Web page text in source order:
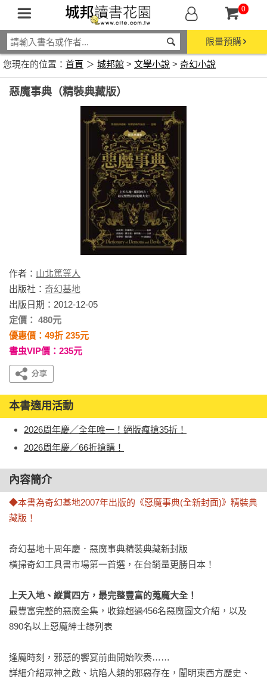
0
限量預購
您現在的位置： 首頁 ＞ 城邦館 > 文學小說 > 奇幻小說
惡魔事典（精裝典藏版）
作者： 山北篤等人
出版社： 奇幻基地
出版日期：2012-12-05
定價： 480元
優惠價：49折 235元
書虫VIP價：235元
本書適用活動
2026周年慶／全年唯一！絕版瘋搶35折！
2026周年慶／66折搶購！
內容簡介
◆本書為奇幻基地2007年出版的《惡魔事典(全新封面)》精裝典
藏版！
奇幻基地十周年慶．惡魔事典精裝典藏新封版
橫掃奇幻工具書市場第一首選，在台銷量更勝日本！
上天入地、縱貫四方，最完整豐富的蒐魔大全！
最豐富完整的惡魔全集，收錄超過456名惡魔圖文介紹，以及
890名以上惡魔紳士錄列表
逢魔時刻，邪惡的饗宴前曲開始吹奏……
詳細介紹眾神之敵、坑陷人類的邪惡存在，闡明東西方歷史、